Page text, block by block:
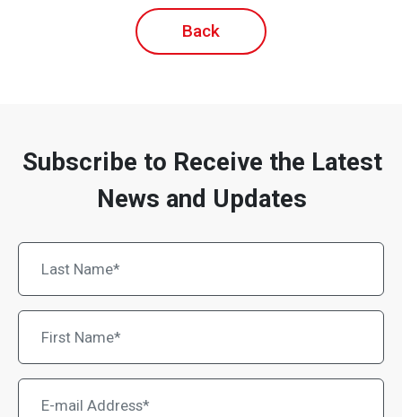
Back
Subscribe to Receive the Latest
News and Updates